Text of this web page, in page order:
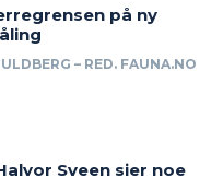
på ny
– RED. FAUNA.NO
Sveen sier noe